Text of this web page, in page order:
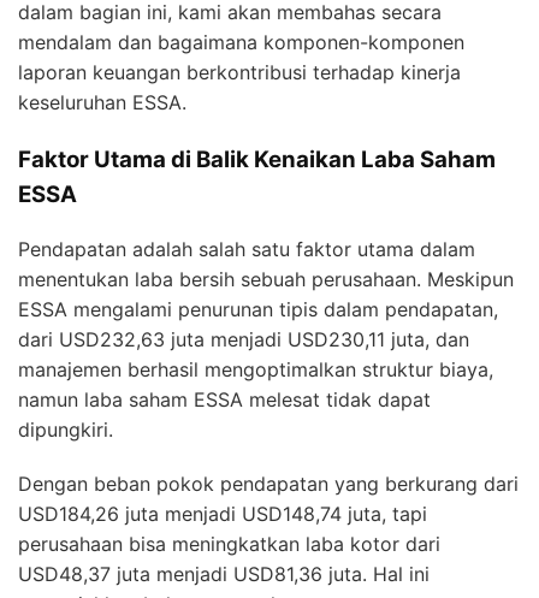
terpenting dalam menilai laba saham ESSA melesat
mencerminkan kesehatan sebuah perusahaan. Untuk
memahami fenomena laba saham essa melesat 243
persen, dan kita perlu menganalisis elemen-elemen
dalam bagian ini, kami akan membahas secara
mendalam dan bagaimana komponen-komponen
keseluruhan ESSA.
Faktor Utama di Balik Kenaikan Laba Saham
ESSA
Pendapatan adalah salah satu faktor utama dalam
menentukan laba bersih sebuah perusahaan. Meskipun
dari USD232,63 juta menjadi USD230,11 juta, dan
manajemen berhasil mengoptimalkan struktur biaya,
namun laba saham ESSA melesat tidak dapat
dipungkiri.